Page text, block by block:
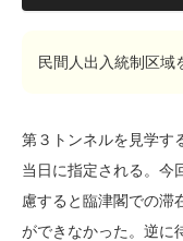
民間人出入統制区域
第３トンネルを見学す
当日に指定される。今
慮すると臨津閣での滞
ができなかった。逆に